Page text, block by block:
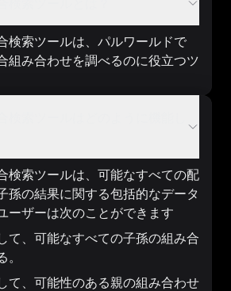
検索ツールは、パルワールドで
組み合わせを調べるのに役立つツ
検索ツールは、可能なすべての配
孫の結果に関する包括的なデータ
ーザーは次のことができます
て、可能なすべての子孫の組み合
て、可能性のある親の組み合わせ